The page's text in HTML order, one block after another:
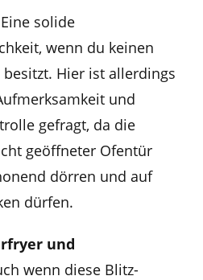
Eine solide
wenn du keinen
Hier ist allerdings
und
gefragt, da die
geöffneter Ofentür
dörren und auf
dürfen.
und
wenn diese Blitz-